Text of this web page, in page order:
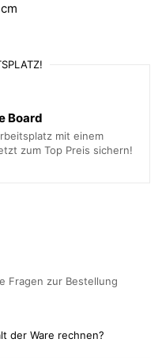
Board
mit einem
zum Top Preis sichern!
Fragen zur Bestellung
der Ware rechnen?